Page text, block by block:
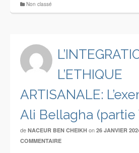
Non classé
L’ETHIQUE
ARTISANALE:
Ali Bellagha (partie
de NACEUR BEN CHEIKH on 26 JANVIER
COMMENTAIRE